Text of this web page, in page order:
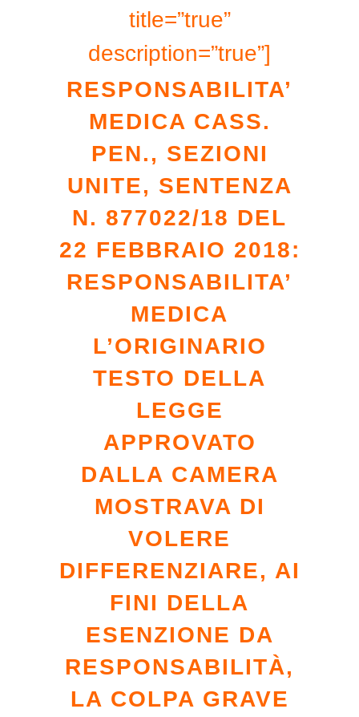
title=”true”
description=”true”]
RESPONSABILITA’
MEDICA CASS.
PEN., SEZIONI
UNITE, SENTENZA
N. 877022/18 DEL
22 FEBBRAIO 2018:
RESPONSABILITA’
MEDICA
L’ORIGINARIO
TESTO DELLA
LEGGE
APPROVATO
DALLA CAMERA
MOSTRAVA DI
VOLERE
DIFFERENZIARE, AI
FINI DELLA
ESENZIONE DA
RESPONSABILITÀ,
LA COLPA GRAVE